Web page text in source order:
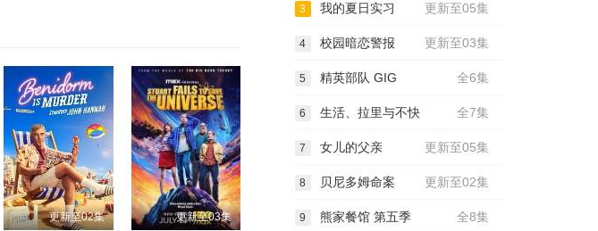
更新至02集 更新至03集
更新至05集
3 我的夏日实习
更新至03集
4 校园暗恋警报
全6集
5 精英部队 GIG
全7集
6 生活、拉里与不快
更新至05集
7 女儿的父亲
更新至02集
8 贝尼多姆命案
全8集
9 熊家餐馆 第五季